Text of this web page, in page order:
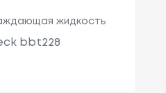
жидкость
bbt228